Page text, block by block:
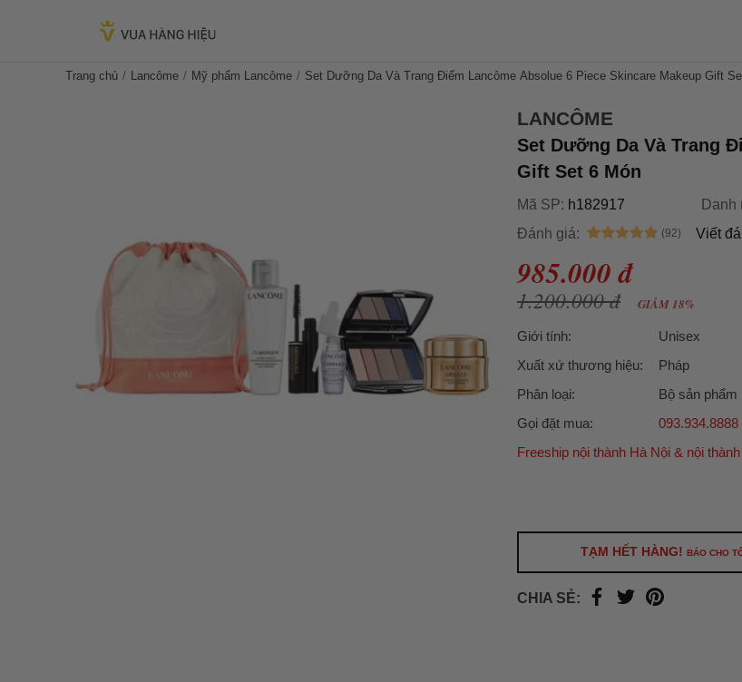
Trang chủ Lancôme Mỹ phẩm Lancôme Set Dưỡng Da Và Trang Điểm Lancôme Absolue 6 Piece Skincare Makeup Gift
LANCÔME
Set Dưỡng Da Và Trang
Gift Set 6 Món
Mã SP: h182917 Danh
Đánh giá:
Viết
985.000 đ
1.200.000 đ GIẢM 18%
Giới tính:
Unisex
Xuất xứ thương hiệu:
Pháp
Phân loại:
Bộ sản phẩm
Gọi đặt mua:
093.934.8888
Freeship nội thành Hà Nội & nội
Hồ Chí Minh).
thành
Hồ Chí Minh
trong ngày hoặc Đơn hàng giao
TẠM HẾT HÀNG! BÁO CHO
CHIA SẺ: